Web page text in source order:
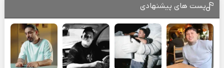
پست های پیشنهادی